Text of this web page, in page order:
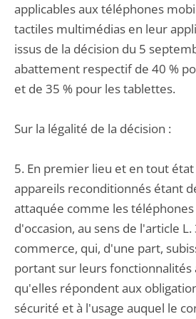
applicables aux téléphones
tactiles multimédias en leur
issus de la décision du 5
abattement respectif de 40 %
et de 35 % pour les tablettes.
Sur la légalité de la décision :
5. En premier lieu et en tout état
appareils reconditionnés étant
attaquée comme les
d'occasion, au sens de l'article
commerce, qui, d'une part,
portant sur leurs
qu'elles répondent aux
sécurité et à l'usage auquel le